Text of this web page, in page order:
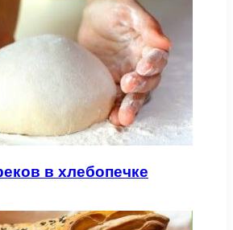
в хлебопечке